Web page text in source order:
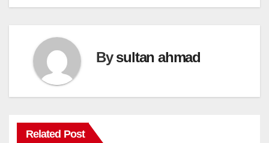
Bysultan ahmad
Related Post